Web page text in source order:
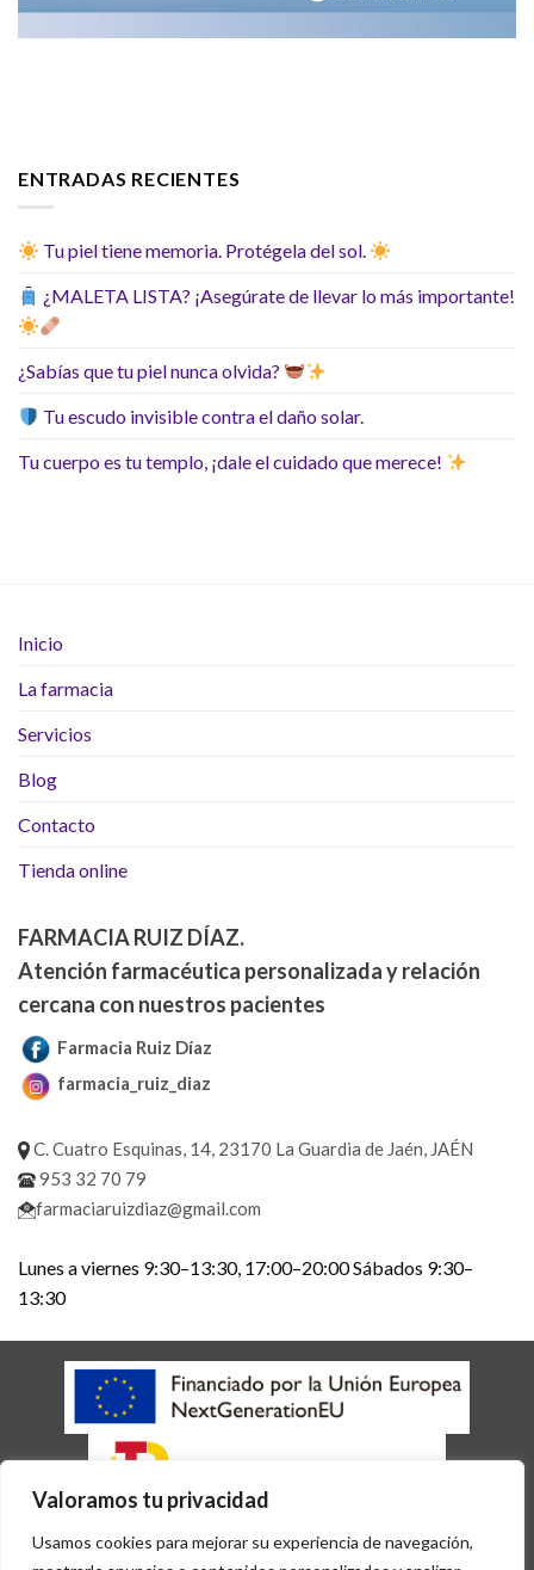
Valoramos tu privacidad
Usamos cookies para mejorar su experiencia de navegación,
ENTRADAS RECIENTES
Tu piel tiene memoria. Protégela del sol.
¿MALETA LISTA? ¡Asegúrate de llevar lo más importante!
¿Sabías que tu piel nunca olvida?
Tu escudo invisible contra el daño solar.
Tu cuerpo es tu templo, ¡dale el cuidado que merece!
Inicio
La farmacia
Servicios
Blog
Contacto
Tienda online
FARMACIA RUIZ DÍAZ.
Atención farmacéutica personalizada y relación
cercana con nuestros pacientes
Farmacia Ruiz Díaz
farmacia_ruiz_diaz
C. Cuatro Esquinas, 14, 23170 La Guardia de Jaén, JAÉN
953 32 70 79
farmaciaruizdiaz@gmail.com
Lunes a viernes 9:30–13:30, 17:00–20:00 Sábados 9:30–
13:30
AVISO LEGAL POLÍTICA DE COOKIES
POLÍTICA DE PRIVACIDAD
ACCESIBILIDAD